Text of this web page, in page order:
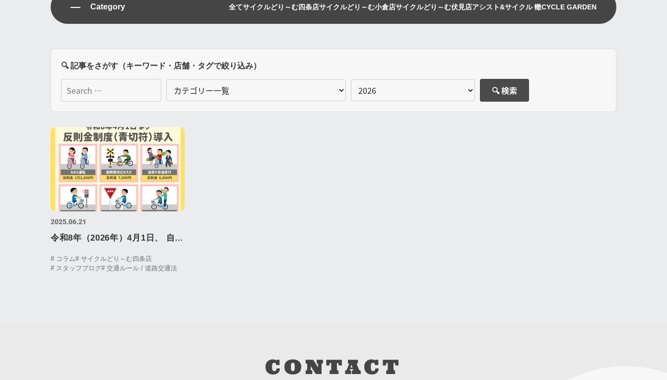
Category 全てサイクルどり～む四条店サイクルどり～む小倉店サイクルどり～む伏見店アシスト&サイクル 轍CYCLE GARDEN
2025.06.21
令和8年（2026年）4月1日、 自転
車に対する道路交通法改正つい
て。反則金制度（青切符）導入。
# コラム# サイクルどり～む四条店
# スタッフブログ# 交通ルール / 道路交通法
CONTACT